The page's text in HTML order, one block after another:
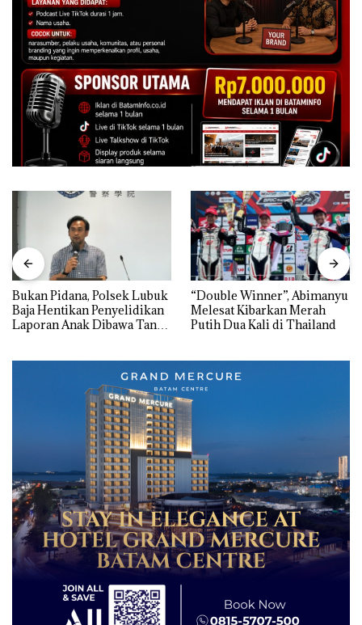
Bukan Pidana, Polsek Lubuk
Baja Hentikan Penyelidikan
Laporan Anak Dibawa Tanpa
“Double Winner”, Abimanyu
Melesat Kibarkan Merah
Putih Dua Kali di Thailand